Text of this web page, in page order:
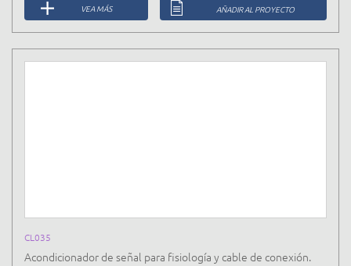
VEA MÁS AÑADIR AL PROYECTO
CL035
Acondicionador de señal para fisiología y cable de conexión.